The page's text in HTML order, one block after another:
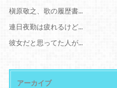
槇原敬之、歌の履歴書...
連日夜勤は疲れるけど...
彼女だと思ってた人が...
アーカイブ